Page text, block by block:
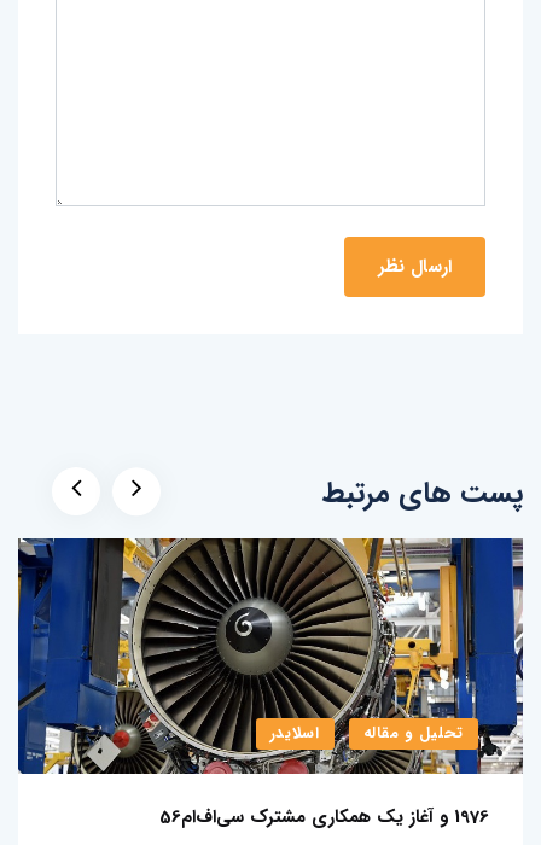
پست های مرتبط
اسلایدر تحلیل و مقاله
1976 و آغاز یک همکاری مشترک سی­‌اف‌­ام56